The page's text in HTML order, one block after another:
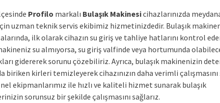
Profilo markalı Bulaşık Makinesicihazlarınızda
uzman teknik servis ekibimiz hizmetinizdedir. Bulaşık
ilk olarak cihazın su giriş ve tahliye hatlarını kontrol
su almıyorsa, su giriş valfinde veya hortumunda
gidererek sorunu çözebiliriz. Ayrıca, bulaşık makinenizin
biriken kirleri temizleyerek cihazınızın daha verimli çalışmasını
ekipmanlarımız ile hızlı ve kaliteli hizmet sunarak bulaşık
sorunsuz bir şekilde çalışmasını sağlarız.